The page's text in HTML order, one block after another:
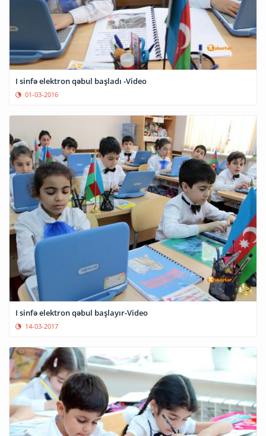
I sinfə elektron qəbul başladı -Video
01-03-2016
I sinfə elektron qəbul başlayır-Video
14-03-2017